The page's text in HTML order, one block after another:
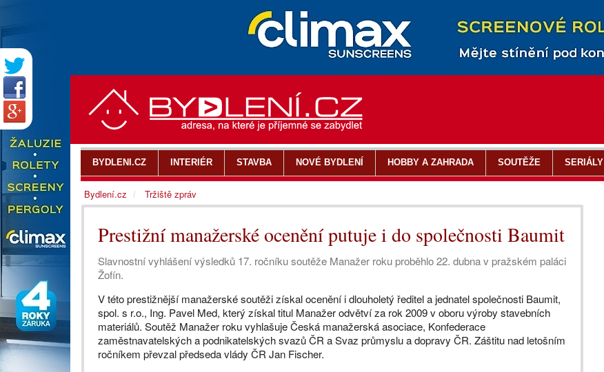
Prestižní manažerské ocenění putuje i do společnosti Baumit
Slavnostní vyhlášení výsledků 17. ročníku soutěže Manažer roku proběhlo 22. dubna v pražském paláci
Žofín.
V této prestižnější manažerské soutěži získal ocenění i dlouholetý ředitel a jednatel společnosti Baumit,
spol. s r.o., Ing. Pavel Med, který získal titul Manažer odvětví za rok 2009 v oboru výroby stavebních
materiálů. Soutěž Manažer roku vyhlašuje Česká manažerská asociace, Konfederace
zaměstnavatelských a podnikatelských svazů ČR a Svaz průmyslu a dopravy ČR. Záštitu nad letošním
ročníkem převzal předseda vlády ČR Jan Fischer.
BYDLENI.CZ INTERIÉR STAVBA NOVÉ BYDLENÍ HOBBY A ZAHRADA SOUTĚŽE SERIÁLY
Bydlení.cz Tržiště zpráv